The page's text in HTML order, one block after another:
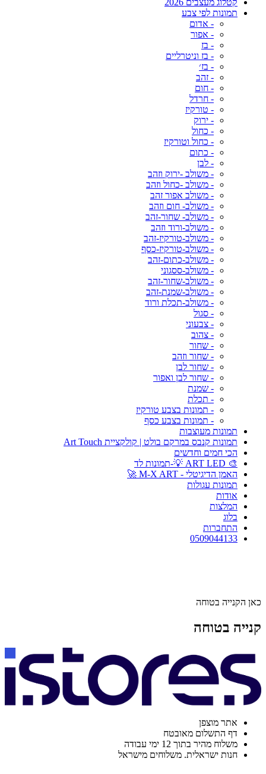
קטלוג מעצבים 2026
תמונות לפי צבע
- אדום
- אפור
- בז
- בז וניטרליים
- בז׳
- זהב
- חום
- חרדל
- טורקיז
- ירוק
- כחול
- כחול וטורקיז
- כתום
- לבן
- משולב -ירוק וזהב
- משולב -כחול וזהב
- משולב אפור זהב
- משולב- חום וזהב
- משולב- שחור-זהב
- משולב-ורוד וזהב
- משולב-טורקיז-זהב
- משולב-טורקיז-כסף
- משולב-כתום-זהב
- משולב-ססגוני
- משולב-שחור-זהב
- משולב-שמנת-זהב
- משולב-תכלת ורוד
- סגול
- צבעוני
- צהוב
- שחור
- שחור וזהב
- שחור לבן
- שחור לבן ואפור
- שמנת
- תכלת
- תמונות בצבע טורקיז
- תמונות בצבע כסף
תמונות מעוצבות
תמונות קנבס במרקם בולט | קולקציית Art Touch
הכי חמים וחדשים
🎨 ART LED 💡-תמונות לד
האמן הדיגיטלי - M-X ART 🚀
תמונות עגולות
אודות
המלצות
בלוג
התחברות
0509044133
כאן הקנייה בטוחה
קנייה בטוחה
אתר מוצפן
דף התשלום מאובטח
משלוח מהיר בתוך 12 ימי עבודה
חנות ישראלית. משלוחים מישראל